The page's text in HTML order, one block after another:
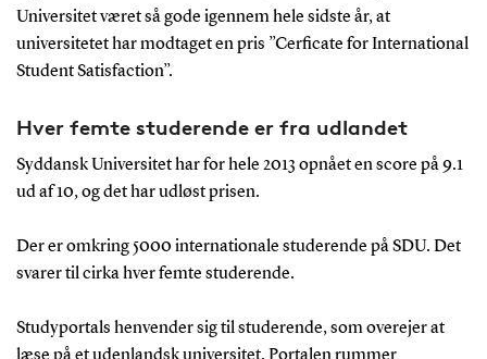
Universitet været så gode igennem hele sidste år, at
universitetet har modtaget en pris ”Cerficate for International
Student Satisfaction”.
Hver femte studerende er fra udlandet
Syddansk Universitet har for hele 2013 opnået en score på 9.1
ud af 10, og det har udløst prisen.
Der er omkring 5000 internationale studerende på SDU. Det
svarer til cirka hver femte studerende.
Studyportals henvender sig til studerende, som overejer at
læse på et udenlandsk universitet. Portalen rummer